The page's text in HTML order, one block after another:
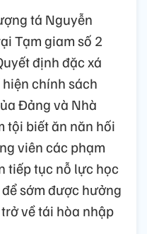
tá Nguyễn
Tạm giam số 2
định đặc xá
chính sách
Đảng và Nhà
tội biết ăn năn hối
viên các phạm
tiếp tục nỗ lực học
sớm được hưởng
về tái hòa nhập